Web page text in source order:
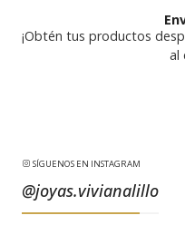
¡Obtén tus productos
al
SÍGUENOS EN INSTAGRAM
@joyas.vivianalillo